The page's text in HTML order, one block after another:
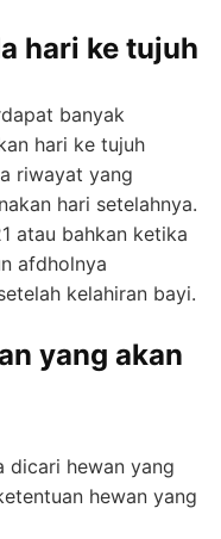
hari ke tujuh
banyak
hari ke tujuh
riwayat yang
hari setelahnya.
atau bahkan ketika
afdholnya
kelahiran bayi.
yang akan
dicari hewan yang
hewan yang